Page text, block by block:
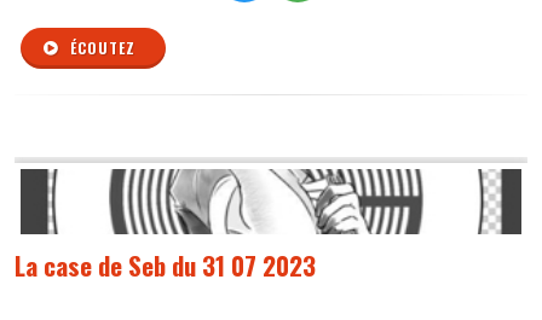
ÉCOUTEZ
La case de Seb du 31 07 2023